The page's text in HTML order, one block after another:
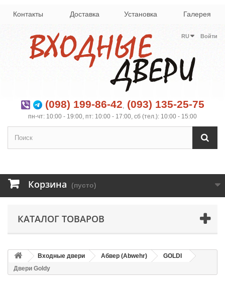
Контакты Доставка Установка Галерея
Войти
RU
(098) 199-86-42, (093) 135-25-75
пн-чт: 10:00 - 19:00, пт: 10:00 - 17:00, сб (тел.): 10:00 - 15:00
Корзина (пусто)
КАТАЛОГ ТОВАРОВ
Входные двери Абвер (Abwehr)
GOLDI
Двери Goldy